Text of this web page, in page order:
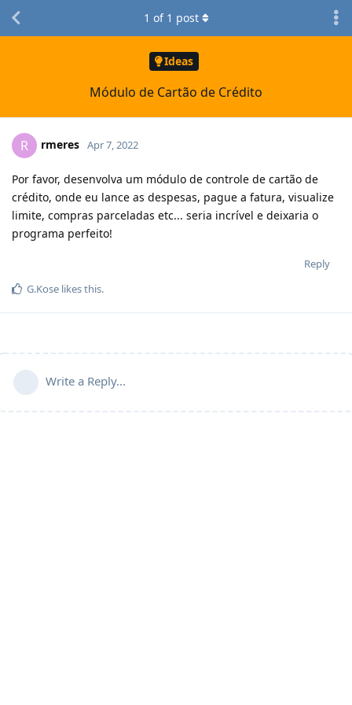
Ideas
Módulo de Cartão de Crédito
1 of 1 post
R rmeres Apr 7, 2022
Por favor, desenvolva um módulo de controle de cartão de
crédito, onde eu lance as despesas, pague a fatura, visualize
limite, compras parceladas etc... seria incrível e deixaria o
programa perfeito!
Reply
G.Kose likes this.
Write a Reply...